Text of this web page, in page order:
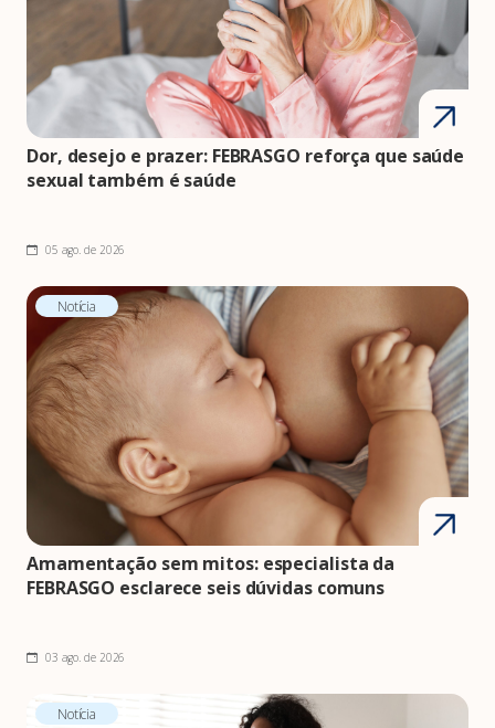
Dor, desejo e prazer: FEBRASGO reforça que saúde
sexual também é saúde
05 ago. de 2026
Notícia
Amamentação sem mitos: especialista da
FEBRASGO esclarece seis dúvidas comuns
03 ago. de 2026
Notícia